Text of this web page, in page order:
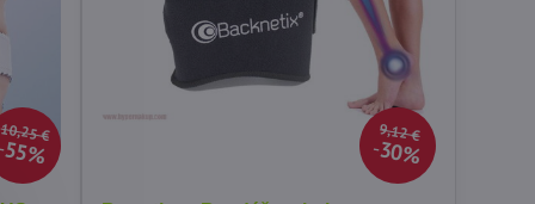
10,25 €
55%
9,12 €
30%